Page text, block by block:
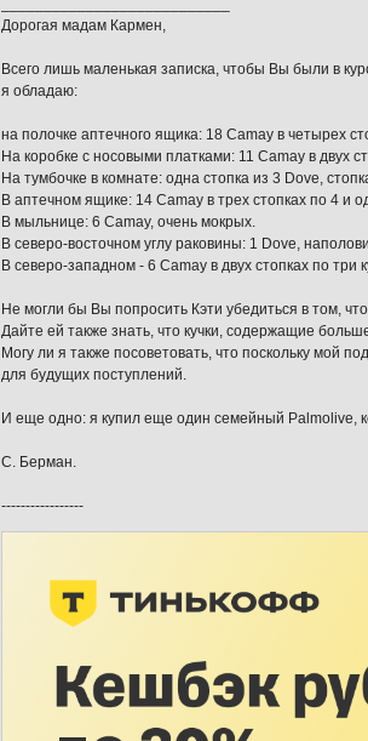
Дорогая мадам Кармен,
Всего лишь маленькая записка, чтобы Вы были в
я обладаю:
на полочке аптечного ящика: 18 Сamay в четырех
На коробке с носовыми платками: 11 Camay в двух
На тумбочке в комнате: одна стопка из 3 Dove,
В аптечном ящике: 14 Camay в трех стопках по 4 и
В мыльнице: 6 Camay, очень мокрых.
В северо-восточном углу раковины: 1 Dove,
В северо-западном - 6 Camay в двух стопках по три
Не могли бы Вы попросить Кэти убедиться в том,
Дайте ей также знать, что кучки, содержащие
Могу ли я также посоветовать, что поскольку мой
для будущих поступлений.
И еще одно: я купил еще один семейный Palmolive,
С. Берман.
-----------------